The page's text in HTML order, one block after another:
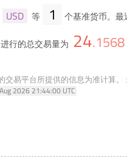
USD 等 1 个基准货币。
行的总交易量为 24.1568
易平台所提供的信息为准计算。
2026 21:44:00 UTC